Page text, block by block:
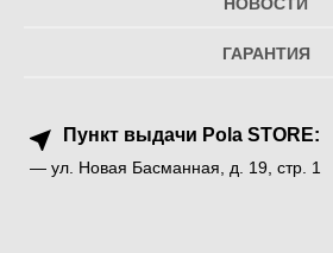
НОВОСТИ
ГАРАНТИЯ
Пункт выдачи Pola STORE:
— ул. Новая Басманная, д. 19, стр. 1